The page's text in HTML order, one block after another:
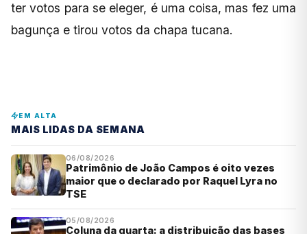
ter votos para se eleger, é uma coisa, mas fez uma
bagunça e tirou votos da chapa tucana.
EM ALTA
MAIS LIDAS DA SEMANA
06/08/2026
Patrimônio de João Campos é oito vezes
maior que o declarado por Raquel Lyra no
TSE
05/08/2026
Coluna da quarta: a distribuição das bases